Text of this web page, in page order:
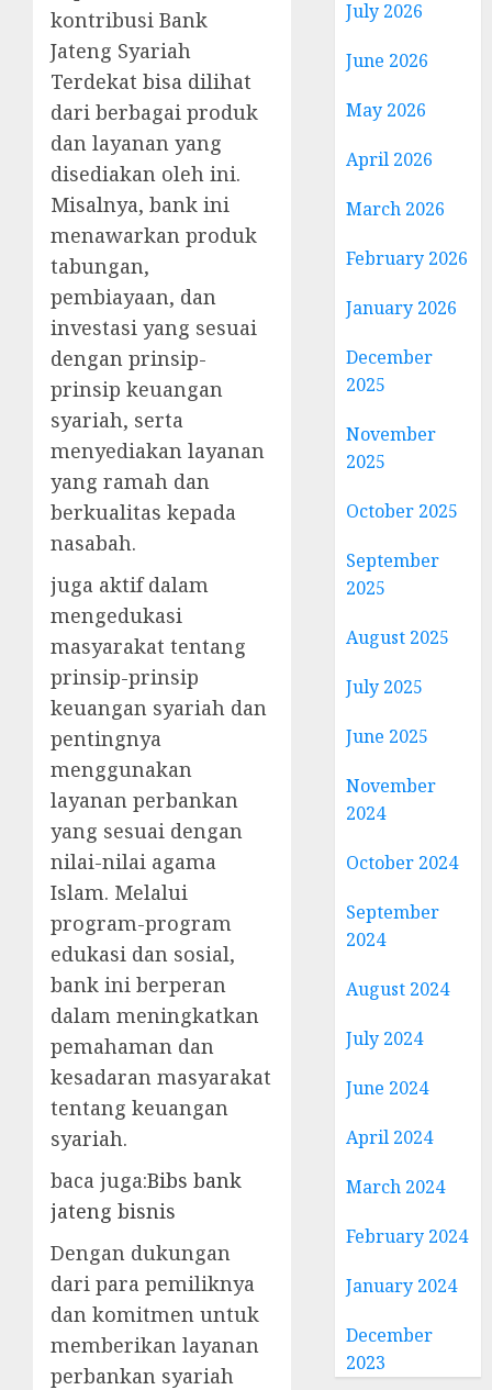
kontribusi Bank
Jateng Syariah
Terdekat bisa dilihat
dari berbagai produk
dan layanan yang
disediakan oleh ini.
Misalnya, bank ini
menawarkan produk
tabungan,
pembiayaan, dan
investasi yang sesuai
dengan prinsip-
prinsip keuangan
syariah, serta
menyediakan layanan
yang ramah dan
berkualitas kepada
nasabah.
juga aktif dalam
mengedukasi
masyarakat tentang
prinsip-prinsip
keuangan syariah dan
pentingnya
menggunakan
layanan perbankan
yang sesuai dengan
nilai-nilai agama
Islam. Melalui
program-program
edukasi dan sosial,
bank ini berperan
dalam meningkatkan
pemahaman dan
kesadaran masyarakat
tentang keuangan
syariah.
baca juga:Bibs bank
jateng bisnis
Dengan dukungan
dari para pemiliknya
dan komitmen untuk
memberikan layanan
perbankan syariah
July 2026
June 2026
May 2026
April 2026
March 2026
February 2026
January 2026
December
2025
November
2025
October 2025
September
2025
August 2025
July 2025
June 2025
November
2024
October 2024
September
2024
August 2024
July 2024
June 2024
April 2024
March 2024
February 2024
January 2024
December
2023